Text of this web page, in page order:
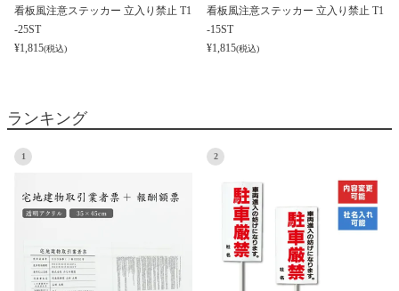
看板風注意ステッカー 立入り禁止 T1
-25ST
¥1,815(税込)
看板風注意ステッカー 立入り禁止 T1
-15ST
¥1,815(税込)
ランキング
1 2